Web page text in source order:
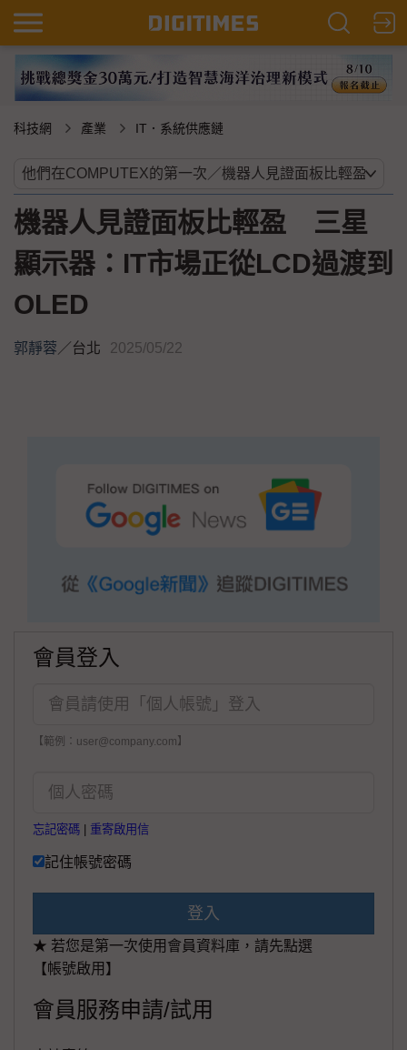
科技網 產業 IT．系統供應鏈
機器人見證面板比輕盈 三星
顯示器：IT市場正從LCD過渡到
OLED
郭靜蓉／台北 2025/05/22
會員登入
【範例：user@company.com】
忘記密碼 重寄啟用信
記住帳號密碼
登入
★ 若您是第一次使用會員資料庫，請先點選
【帳號啟用】
會員服務申請/試用